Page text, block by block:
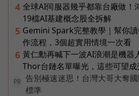
4 全球AI伺服器幾乎都靠台廠做
19檔AI基建概念股全拆解
5 Gemini Spark完整教學｜幫你
作流程，3個超實用情境一次看
6 黃仁勳再喊下一波AI浪潮是機器
Thor台鏈名單曝光，這些可望
PR
告別極速迷思！台灣大哥大奪
標準